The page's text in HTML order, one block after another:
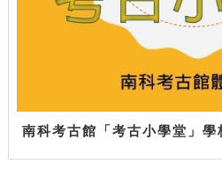
南科考古館「考古小學堂」